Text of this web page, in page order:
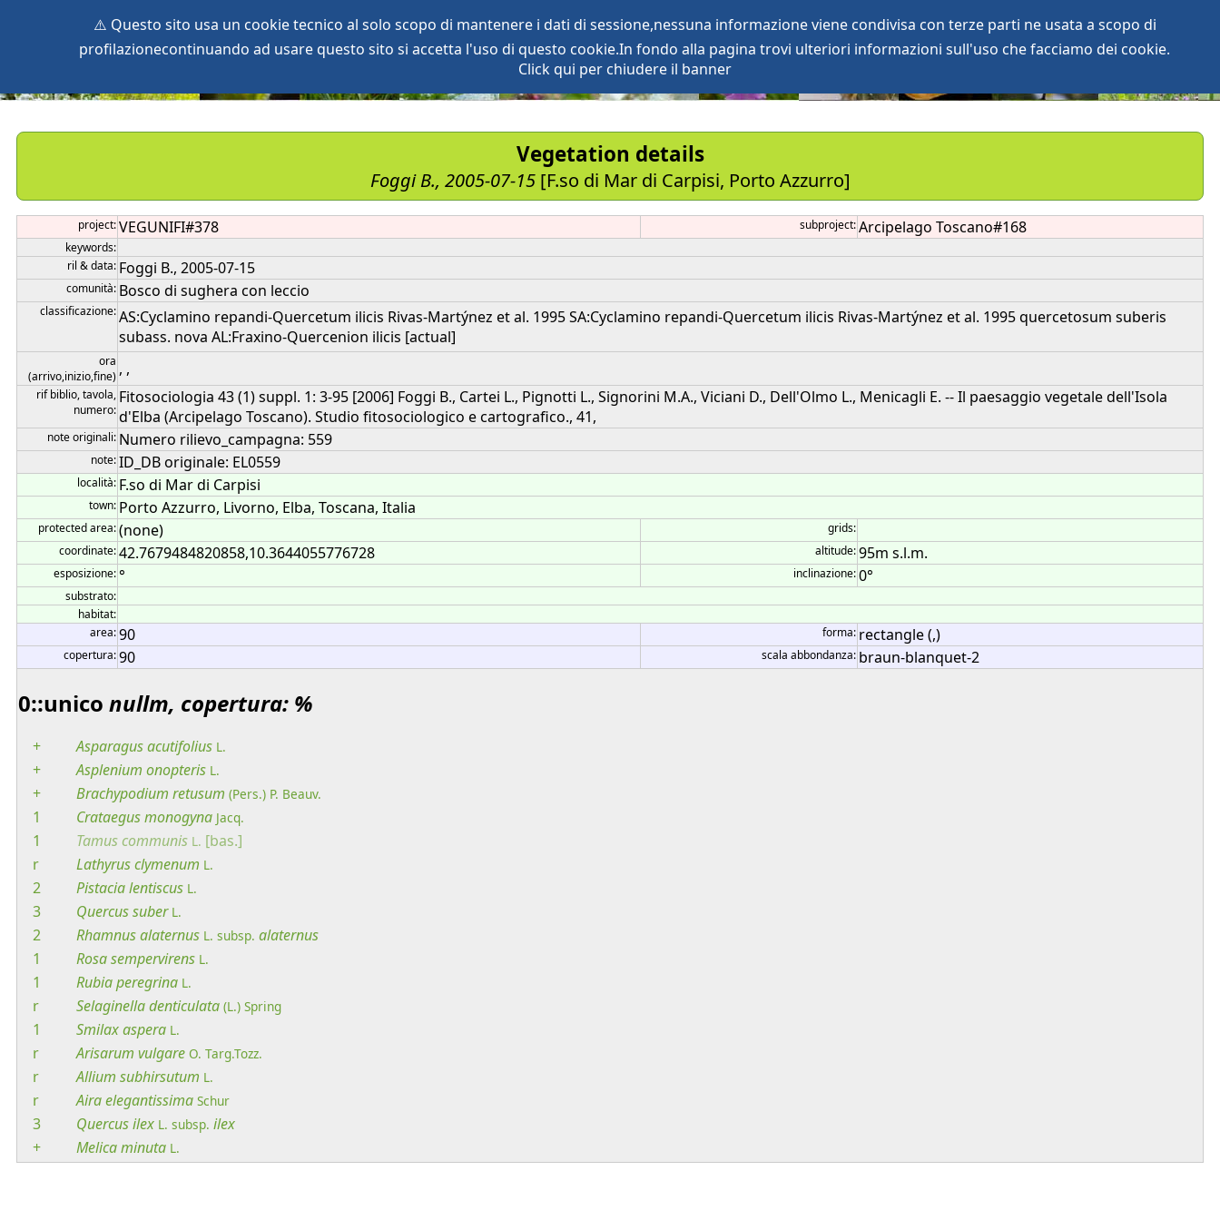
⚠️ Questo sito usa un cookie tecnico al solo scopo di mantenere i dati di sessione,nessuna informazione viene condivisa con terze parti ne usata a scopo di
profilazionecontinuando ad usare questo sito si accetta l'uso di questo cookie.In fondo alla pagina trovi ulteriori informazioni sull'uso che facciamo dei cookie.
Click qui per chiudere il banner
login
anArchive
Vegetation details
Foggi B., 2005-07-15[F.so di Mar di Carpisi, Porto Azzurro]
project:VEGUNIFI#378 subproject:Arcipelago Toscano#168
keywords:
ril & data: Foggi B., 2005-07-15
comunità: Bosco di sughera con leccio
classificazione:AS:Cyclamino repandi-Quercetum ilicis Rivas-Martýnez et al. 1995 SA:Cyclamino repandi-Quercetum ilicis Rivas-Martýnez et al. 1995 quercetosum suberis
subass. nova AL:Fraxino-Quercenion ilicis [actual]
ora
(arrivo,inizio,fine) , ,
rif biblio, tavola,
numero:
Fitosociologia 43 (1) suppl. 1: 3-95 [2006] Foggi B., Cartei L., Pignotti L., Signorini M.A., Viciani D., Dell'Olmo L., Menicagli E. -- Il paesaggio vegetale dell'Isola
d'Elba (Arcipelago Toscano). Studio fitosociologico e cartografico., 41,
note originali: Numero rilievo_campagna: 559
note:ID_DB originale: EL0559
località: F.so di Mar di Carpisi
town: Porto Azzurro, Livorno, Elba, Toscana, Italia
protected area:(none)
grids:
coordinate:42.7679484820858,10.3644055776728 altitude:95m s.l.m.
esposizione: ° inclinazione:0°
substrato:
habitat:
area:90 forma: rectangle (,)
copertura:90 scala abbondanza: braun-blanquet-2
0::unico nullm, copertura: %
+ Asparagusacutifolius L.
+ Asplenium onopteris L.
+ Brachypodium retusum (Pers.) P. Beauv.
1 Crataegusmonogyna Jacq.
1 Tamuscommunis L. [bas.]
r
Lathyrusclymenum L.
2 Pistacialentiscus L.
3 Quercussuber L.
2 Rhamnusalaternus L. subsp. alaternus
1
Rosasempervirens L.
1 Rubiaperegrina L.
r Selaginelladenticulata (L.) Spring
1 Smilaxaspera L.
r Arisarum vulgare O. Targ.Tozz.
r Allium subhirsutum L.
r Airaelegantissima Schur
3 Quercusilex L. subsp. ilex
+
Melicaminuta L.